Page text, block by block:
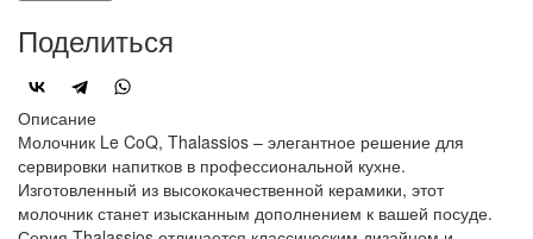
Поделиться
Описание
Молочник Le CoQ, Thalassios – элегантное решение для
сервировки напитков в профессиональной кухне.
Изготовленный из высококачественной керамики, этот
молочник станет изысканным дополнением к вашей посуде.